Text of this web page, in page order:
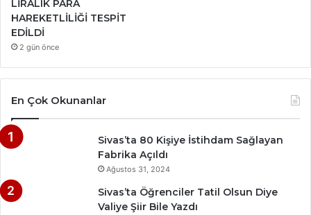
LİRALIK PARA
HAREKETLİLİĞİ TESPİT
EDİLDİ
2 gün önce
En Çok Okunanlar
Sivas’ta 80 Kişiye İstihdam Sağlayan
Fabrika Açıldı
Ağustos 31, 2024
Sivas’ta Öğrenciler Tatil Olsun Diye
Valiye Şiir Bile Yazdı